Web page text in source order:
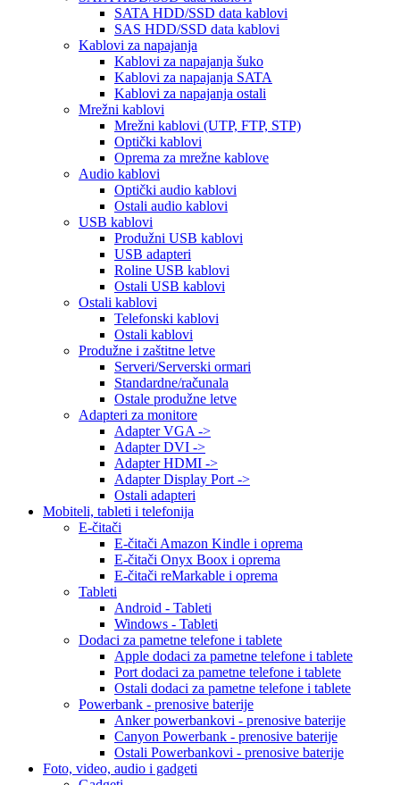
SATA HDD/SSD data kablovi
SAS HDD/SSD data kablovi
Kablovi za napajanja
Kablovi za napajanja šuko
Kablovi za napajanja SATA
Kablovi za napajanja ostali
Mrežni kablovi
Mrežni kablovi (UTP, FTP, STP)
Optički kablovi
Oprema za mrežne kablove
Audio kablovi
Optički audio kablovi
Ostali audio kablovi
USB kablovi
Produžni USB kablovi
USB adapteri
Roline USB kablovi
Ostali USB kablovi
Ostali kablovi
Telefonski kablovi
Ostali kablovi
Produžne i zaštitne letve
Serveri/Serverski ormari
Standardne/računala
Ostale produžne letve
Adapteri za monitore
Adapter VGA ->
Adapter DVI ->
Adapter HDMI ->
Adapter Display Port ->
Ostali adapteri
Mobiteli, tableti i telefonija
E-čitači
E-čitači Amazon Kindle i oprema
E-čitači Onyx Boox i oprema
E-čitači reMarkable i oprema
Tableti
Android - Tableti
Windows - Tableti
Dodaci za pametne telefone i tablete
Apple dodaci za pametne telefone i tablete
Port dodaci za pametne telefone i tablete
Ostali dodaci za pametne telefone i tablete
Powerbank - prenosive baterije
Anker powerbankovi - prenosive baterije
Canyon Powerbank - prenosive baterije
Ostali Powerbankovi - prenosive baterije
Foto, video, audio i gadgeti